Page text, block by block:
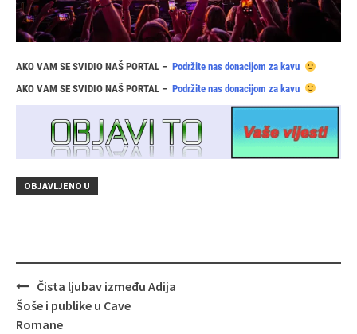
AKO VAM SE SVIDIO NAŠ PORTAL – Podržite nas donacijom za kavu
AKO VAM SE SVIDIO NAŠ PORTAL – Podržite nas donacijom za kavu
OBJAVLJENO U
Navigacija
objava
Čista ljubav između Adija
Šoše i publike u Cave
Romane